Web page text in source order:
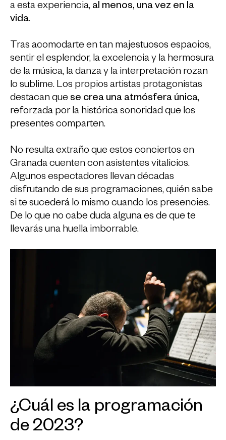
a esta experiencia, al menos, una vez en la
vida.
Tras acomodarte en tan majestuosos espacios,
sentir el esplendor, la excelencia y la hermosura
de la música, la danza y la interpretación rozan
lo sublime. Los propios artistas protagonistas
destacan que se crea una atmósfera única,
reforzada por la histórica sonoridad que los
presentes comparten.
No resulta extraño que estos conciertos en
Granada cuenten con asistentes vitalicios.
Algunos espectadores llevan décadas
disfrutando de sus programaciones, quién sabe
si te sucederá lo mismo cuando los presencies.
De lo que no cabe duda alguna es de que te
llevarás una huella imborrable.
¿Cuál es la programación
de 2023?